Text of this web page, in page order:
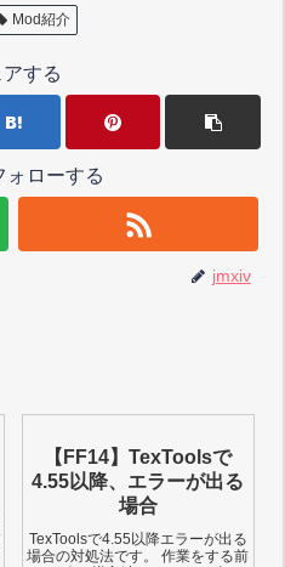
Mod紹介
アする
ォローする
jmxiv
【FF14】TexToolsで
4.55以降、エラーが出る
場合
TexToolsで4.55以降エラーが出る
場合の対処法です。 作業をする前